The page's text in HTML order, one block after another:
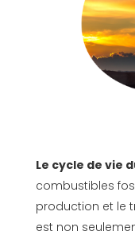
Le cycle de vie
combustibles
production et le
est non